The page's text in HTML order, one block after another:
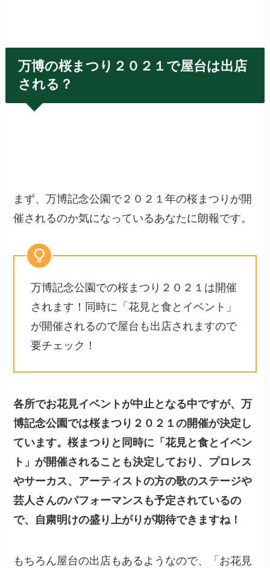
万博の桜まつり２０２１で屋台は出店
される？
まず、万博記念公園で２０２１年の桜まつりが開
催されるのか気になっているあなたに朗報です。
万博記念公園での桜まつり２０２１は開催
されます！同時に「花見と食とイベント」
が開催されるので屋台も出店されますので
要チェック！
各所でお花見イベントが中止となる中ですが、万
博記念公園では桜まつり２０２１の開催が決定し
ています。桜まつりと同時に「花見と食とイベン
ト」が開催されることも決定しており、プロレス
やサーカス、アーティストの方の歌のステージや
芸人さんのパフォーマンスも予定されているの
で、自粛明けの盛り上がりが期待できますね！
もちろん屋台の出店もあるようなので、「お花見